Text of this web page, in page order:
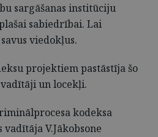
sargāšanas institūciju
sabiedrībai. Lai
viedokļus.
projektiem pastāstīja šo
un locekļi.
kodeksa
V.Jākobsone